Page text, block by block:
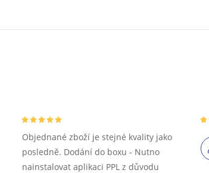
Objednané zboží je stejné kvality jako
posledně. Dodání do boxu - Nutno
nainstalovat aplikaci PPL z důvodu